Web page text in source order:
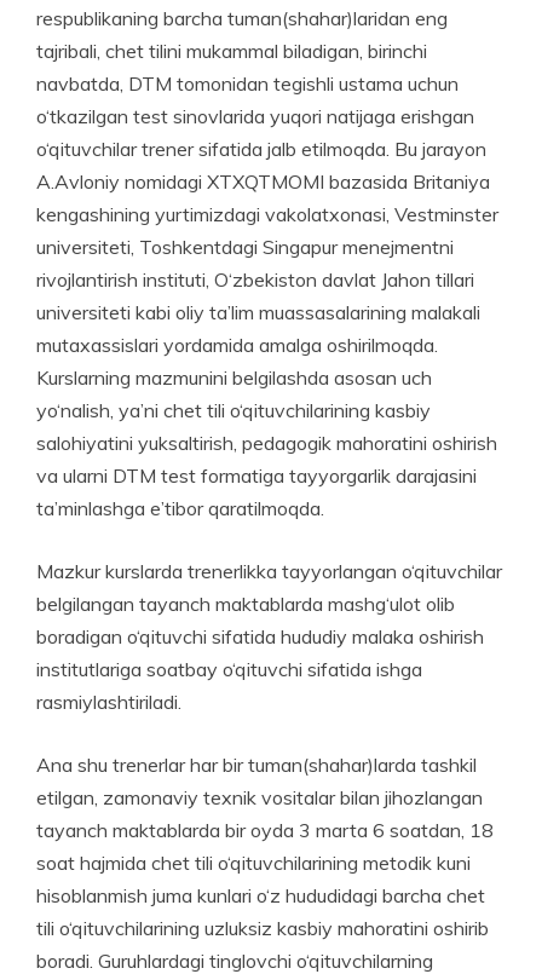
respublikaning barcha tuman(shahar)laridan eng
tajribali, chet tilini mukammal biladigan, birinchi
navbatda, DTM tomonidan tegishli ustama uchun
o‘tkazilgan test sinovlarida yuqori natijaga erishgan
o‘qituvchilar trener sifatida jalb etilmoqda. Bu jarayon
A.Avloniy nomidagi XTXQTMOMI bazasida Britaniya
kengashining yurtimizdagi vakolatxonasi, Vestminster
universiteti, Toshkentdagi Singapur menejmentni
rivojlantirish instituti, O‘zbekiston davlat Jahon tillari
universiteti kabi oliy ta’lim muassasalarining malakali
mutaxassislari yordamida amalga oshirilmoqda.
Kurslarning mazmunini belgilashda asosan uch
yo‘nalish, ya’ni chet tili o‘qituvchilarining kasbiy
salohiyatini yuksaltirish, pedagogik mahoratini oshirish
va ularni DTM test formatiga tayyorgarlik darajasini
ta’minlashga e’tibor qaratilmoqda.
Mazkur kurslarda trenerlikka tayyorlangan o‘qituvchilar
belgilangan tayanch maktablarda mashg‘ulot olib
boradigan o‘qituvchi sifatida hududiy malaka oshirish
institutlariga soatbay o‘qituvchi sifatida ishga
rasmiylashtiriladi.
Ana shu trenerlar har bir tuman(shahar)larda tashkil
etilgan, zamonaviy texnik vositalar bilan jihozlangan
tayanch maktablarda bir oyda 3 marta 6 soatdan, 18
soat hajmida chet tili o‘qituvchilarining metodik kuni
hisoblanmish juma kunlari o‘z hududidagi barcha chet
tili o‘qituvchilarining uzluksiz kasbiy mahoratini oshirib
boradi. Guruhlardagi tinglovchi o‘qituvchilarning